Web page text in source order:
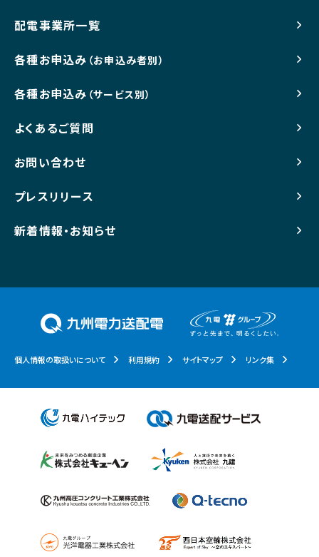
配電事業所一覧
各種お申込み （お申込み者別）
各種お申込み （サービス別）
よくあるご質問
お問い合わせ
プレスリリース
新着情報・お知らせ
個人情報の取扱いについて 利用規約 サイトマップ リンク集